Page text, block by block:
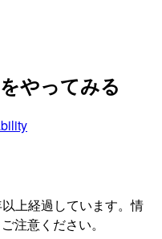
やってみる
上経過しています。情
注意ください。